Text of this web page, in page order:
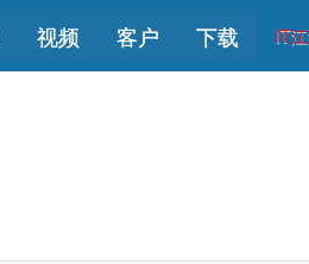
视频 客户 下载 IT